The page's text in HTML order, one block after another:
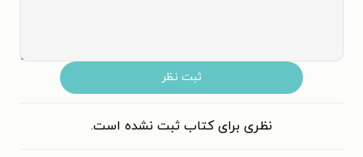
ثبت نظر
نظری برای کتاب ثبت نشده است.